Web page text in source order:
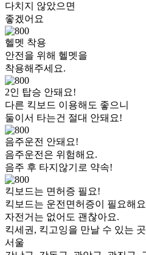
다치지 않았으면
좋겠어요
헬멧 착용
안전을 위해 헬멧을
착용해주세요.
2인 탑승 안돼요!
다른 킥보드 이용해도 좋으니
둘이서 타는건 절대 안돼요!
음주운전 안돼요!
음주운전은 위험해요.
음주 후 타지않기로 약속!
킥보드는 면허증 필요!
킥보드는 운전면허증이 필요해
자전거는 없어도 괜찮아요.
킥세권, 킥고잉을 만날 수 있는 곳
서울